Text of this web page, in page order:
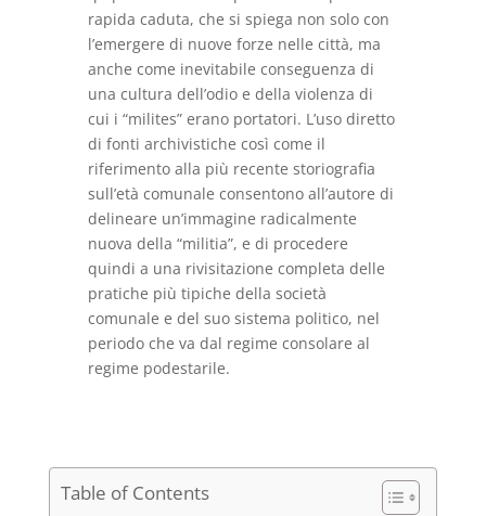
rapida caduta, che si spiega non solo con
l’emergere di nuove forze nelle città, ma
anche come inevitabile conseguenza di
una cultura dell’odio e della violenza di
cui i “milites” erano portatori. L’uso diretto
di fonti archivistiche così come il
riferimento alla più recente storiografia
sull’età comunale consentono all’autore di
delineare un’immagine radicalmente
nuova della “militia”, e di procedere
quindi a una rivisitazione completa delle
pratiche più tipiche della società
comunale e del suo sistema politico, nel
periodo che va dal regime consolare al
regime podestarile.
Table of Contents